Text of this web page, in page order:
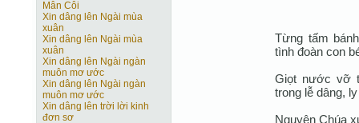
Mân Côi
Xin dâng lên Ngài mùa
xuân
Xin dâng lên Ngài mùa
xuân
Xin dâng lên Ngài ngàn
muôn mơ ước
Xin dâng lên Ngài ngàn
muôn mơ ước
Xin dâng lên trời lời kinh
đơn sơ
Từng tấm
tình đoàn con
Giọt nước vỡ
trong lễ dâng,
Nguyện Chúa